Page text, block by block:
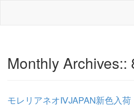
Monthly Archives::
モレリアネオⅣJAPAN新色入荷